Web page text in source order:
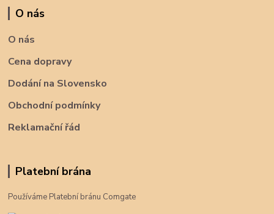
O nás
O nás
Cena dopravy
Dodání na Slovensko
Obchodní podmínky
Reklamační řád
Platební brána
Používáme Platební bránu Comgate